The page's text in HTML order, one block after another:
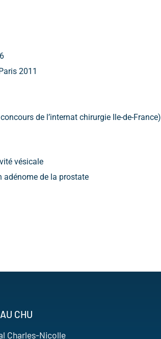
2011
de l’internat chirurgie Ile-de-France)
vésicale
adénome de la prostate
CHU
Charles-Nicolle